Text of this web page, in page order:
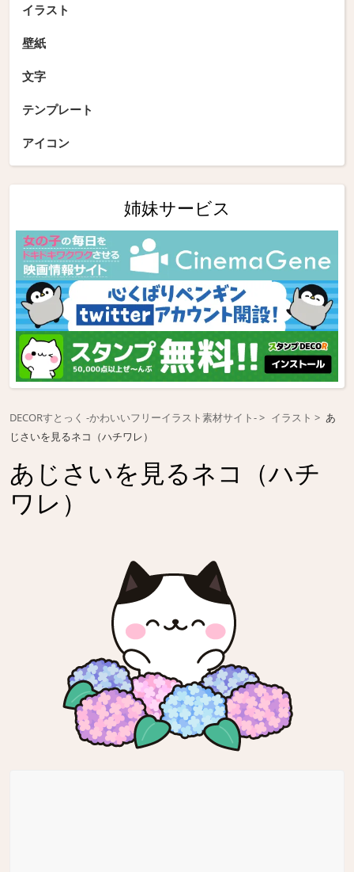
イラスト
壁紙
文字
テンプレート
アイコン
姉妹サービス
DECORすとっく -かわいいフリーイラスト素材サイト- イラスト
あ
じさいを見るネコ（ハチワレ）
あじさいを見るネコ（ハチ
ワレ）